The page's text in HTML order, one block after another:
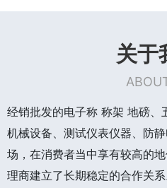
关于
经销批发的电子称 称架 地磅、
机械设备、测试仪表仪器、防
场，在消费者当中享有较高的
理商建立了长期稳定的合作关